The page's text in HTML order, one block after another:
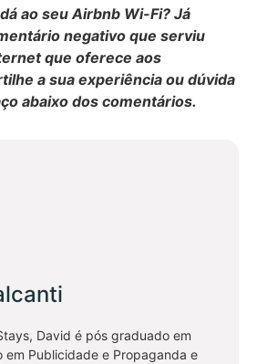
ao seu Airbnb Wi-Fi? Já
negativo que serviu
que oferece aos
a sua experiência ou dúvida
abaixo dos comentários.
David é pós graduado em
em Publicidade e Propaganda e